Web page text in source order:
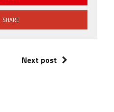
SHARE
Next post